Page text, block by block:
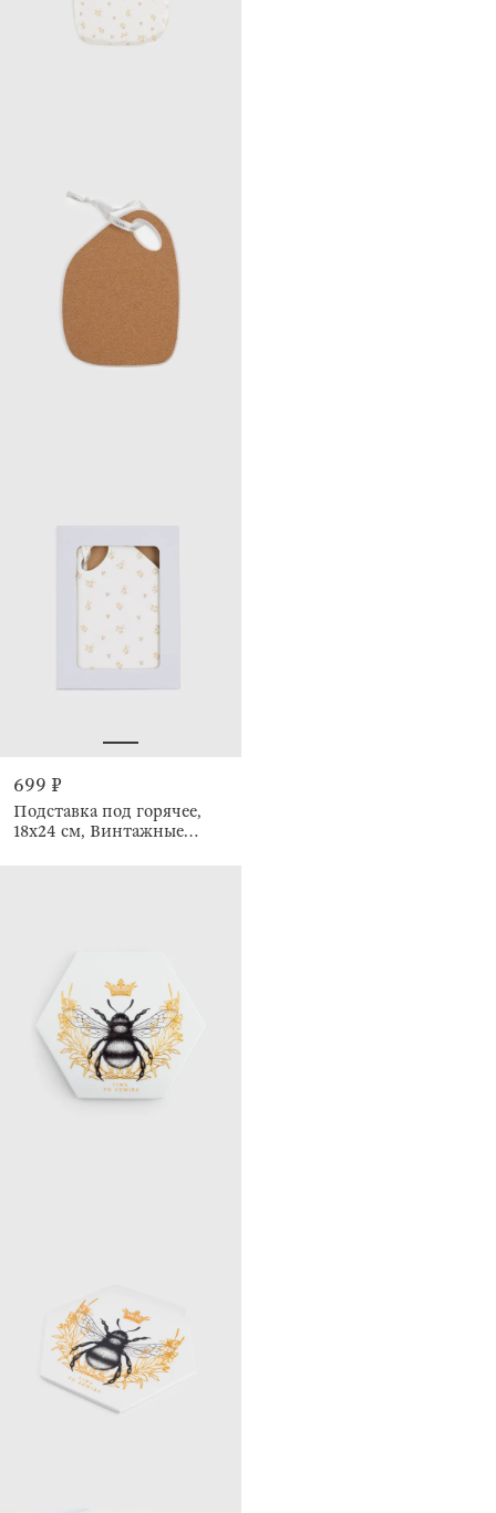
699 ₽
Подставка под горячее,
18x24 см, Винтажные